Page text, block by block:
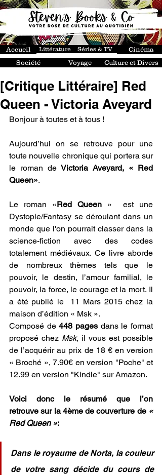
Cinéma
Culture et Divers
Séries & TV
Voyage
Société
Accueil Littérature
[Critique Littéraire] Red
Queen - Victoria Aveyard
Bonjour à toutes et à tous !
Aujourd’hui on se retrouve pour une
toute nouvelle chronique qui portera sur
le roman de Victoria Aveyard, « Red
Queen».
Le roman «Red Queen »  est une
Dystopie/Fantasy se déroulant dans un
monde que l'on pourrait classer dans la
science-fiction avec des codes
totalement médiévaux. Ce livre aborde
de nombreux thèmes tels que le
pouvoir, le destin, l’amour familial, le
pouvoir, la force, le courage et la mort. Il
a été publié le  11 Mars 2015 chez la
maison d’édition « Msk ».
Composé de 448 pages dans le format
proposé chez Msk, il vous est possible
de l’acquérir au prix de 18 € en version
« Broché », 7.90€ en version "Poche" et
12.99 en version "Kindle" sur Amazon.
Voici donc le résumé que l’on
retrouve sur la 4ème de couverture de «
Red Queen »:
Dans le royaume de Norta, la couleur
de votre sang décide du cours de